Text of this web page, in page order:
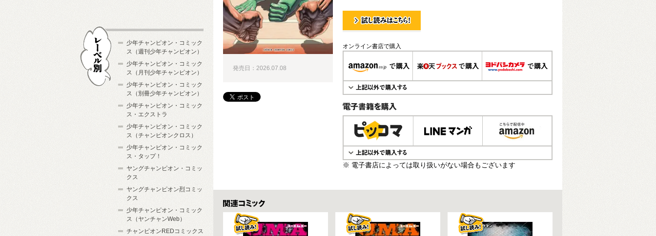
オンライン書店で購入
電子書籍で購入
※ 電子書店によっては取り扱いがない場合もございます
発売日：2026.07.08
関連コミックス
少年チャンピオン・コミック
ス（週刊少年チャンピオン）
少年チャンピオン・コミック
ス（月刊少年チャンピオン）
少年チャンピオン・コミック
ス（別冊少年チャンピオン）
少年チャンピオン・コミック
ス・エクストラ
少年チャンピオン・コミック
ス（チャンピオンクロス）
少年チャンピオン・コミック
ス・タップ！
ヤングチャンピオン・コミッ
クス
ヤングチャンピオン烈コミッ
クス
少年チャンピオン・コミック
ス（ヤンチャンWeb）
チャンピオンREDコミックス